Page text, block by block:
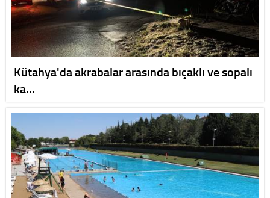
Kütahya'da akrabalar arasında bıçaklı ve sopalı
ka…